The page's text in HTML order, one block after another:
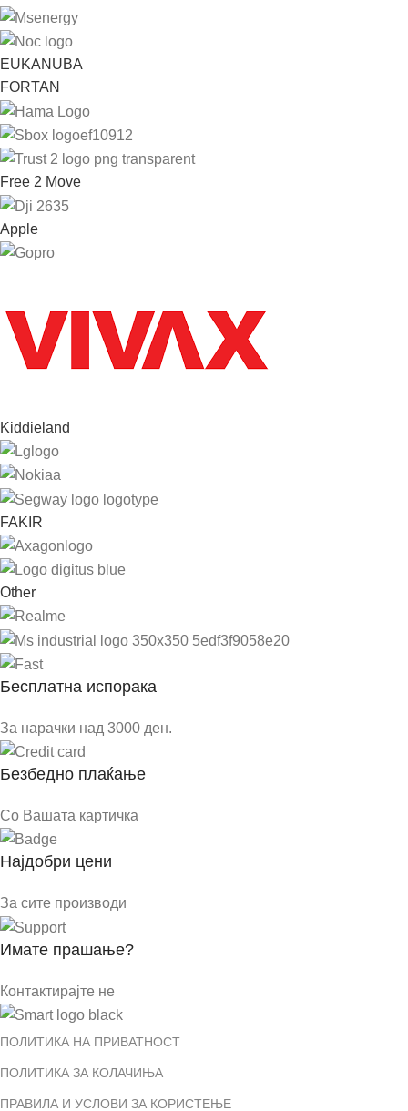
EUKANUBA
FORTAN
Free 2 Move
Apple
Kiddieland
FAKIR
Other
Бесплатна испорака
За нарачки над 3000 ден.
Безбедно плаќање
Со Вашата картичка
Најдобри цени
За сите производи
Имате прашање?
Контактирајте не
ПОЛИТИКА НА ПРИВАТНОСТ
ПОЛИТИКА ЗА КОЛАЧИЊА
ПРАВИЛА И УСЛОВИ ЗА КОРИСТЕЊЕ